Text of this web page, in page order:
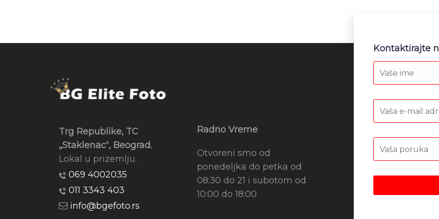
Trg Republike, TC
„Staklenac“, Beograd.
Lokal u prizemlju.
069 4002035
011 3343 403
info@bgefoto.rs
Radno Vreme
Otvoreni smo od
ponedeljka do petka od
08:30 do 21 i subotom od
10:00 do 18:00
Kontaktirajte